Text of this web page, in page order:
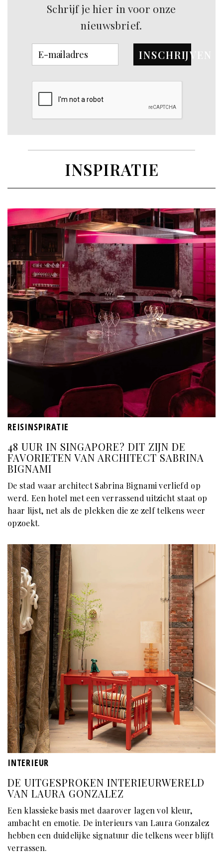
Schrijf je hier in voor onze
nieuwsbrief.
INSCHRIJVEN
INSPIRATIE
REISINSPIRATIE
48 UUR IN SINGAPORE? DIT ZIJN DE
FAVORIETEN VAN ARCHITECT SABRINA
BIGNAMI
De stad waar architect Sabrina Bignami verliefd op
werd. Een hotel met een verrassend uitzicht staat op
haar lijst, net als de plekken die ze zelf telkens weer
opzoekt.
INTERIEUR
DE UITGESPROKEN INTERIEURWERELD
VAN LAURA GONZALEZ
Een klassieke basis met daarover lagen vol kleur,
ambacht en emotie. De interieurs van Laura Gonzalez
hebben een duidelijke signatuur die telkens weer blijft
verrassen.